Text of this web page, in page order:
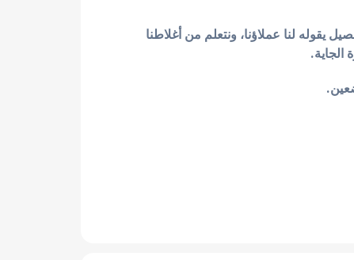
يقوله لنا عملاؤنا، ونتعلم من أغلاطنا